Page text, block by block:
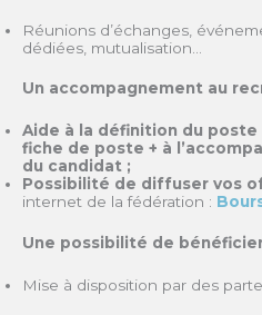
Réunions d’échanges,
dédiées, mutualisation…
Un accompagnement au
Aide à la définition du
fiche de poste + à
du candidat ;
Possibilité de diffuser vos
internet de la fédération :
Une possibilité de
Mise à disposition par des